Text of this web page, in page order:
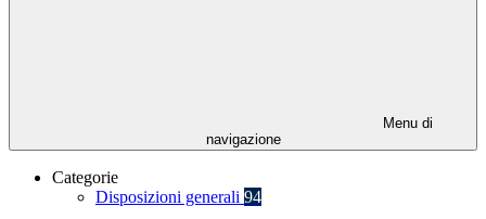
Menu di
navigazione
Categorie
Disposizioni generali 94